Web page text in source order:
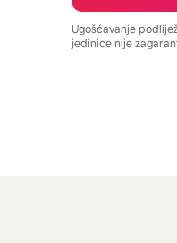
Ugošćavanje
jedinice nije